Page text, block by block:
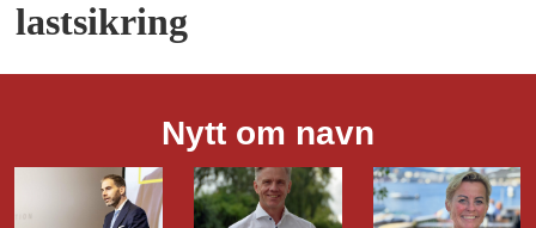
lastsikring
Nytt om navn